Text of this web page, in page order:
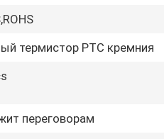
термистор PTC кремния
переговорам